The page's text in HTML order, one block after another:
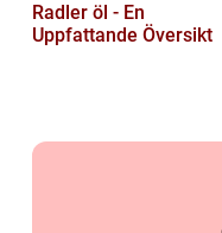
Radler öl - En
Uppfattande Översikt